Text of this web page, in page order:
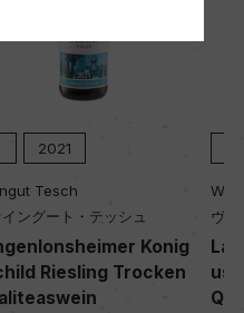
2018
Weingut Tesch
ヴァイングート・テッシュ
Laubenheimer St.Remigi
usberg Riesling Trocken
Qualiteaswein